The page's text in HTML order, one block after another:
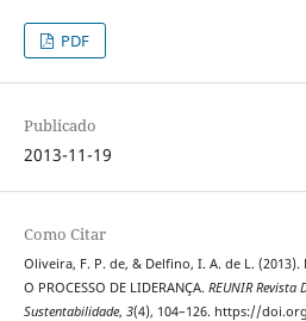
PDF
Publicado
2013-11-19
Como Citar
Oliveira, F. P. de, & Delfino, I. A. de L. (2013).
O PROCESSO DE LIDERANÇA. REUNIR Revista
Sustentabilidade, 3(4), 104–126. https://